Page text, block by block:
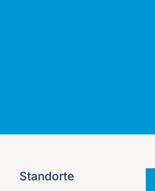
Standorte